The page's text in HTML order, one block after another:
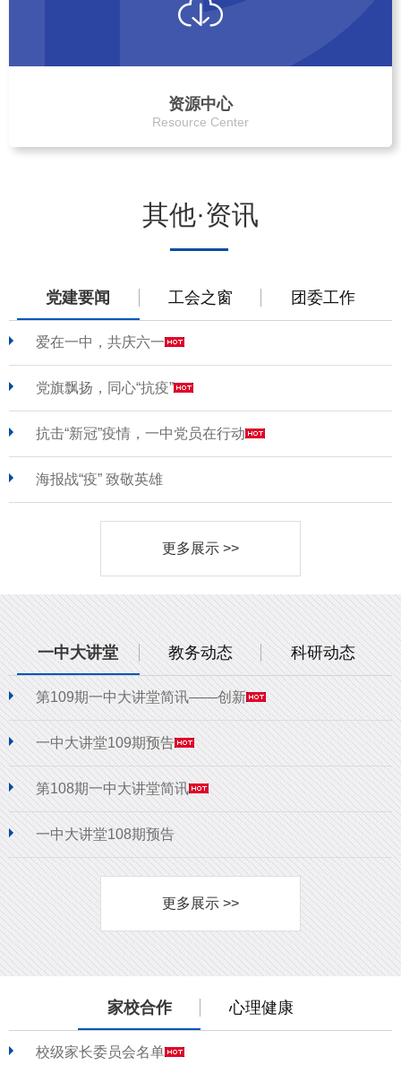
资源中心
Resource Center
其他·资讯
党建要闻 工会之窗 团委工作
爱在一中，共庆六一
党旗飘扬，同心“抗疫”
抗击“新冠”疫情，一中党员在行动
海报战“疫” 致敬英雄
更多展示 >>
一中大讲堂 教务动态 科研动态
第109期一中大讲堂简讯——创新
一中大讲堂109期预告
第108期一中大讲堂简讯
一中大讲堂108期预告
更多展示 >>
家校合作 心理健康
校级家长委员会名单